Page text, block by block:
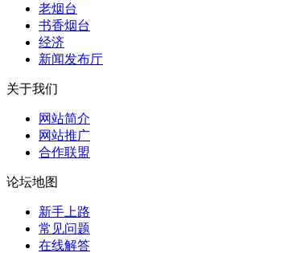
老烟台
书香烟台
经济
新闻发布厅
关于我们
网站简介
网站推广
合作联盟
论坛地图
新手上路
常见问题
在线解答